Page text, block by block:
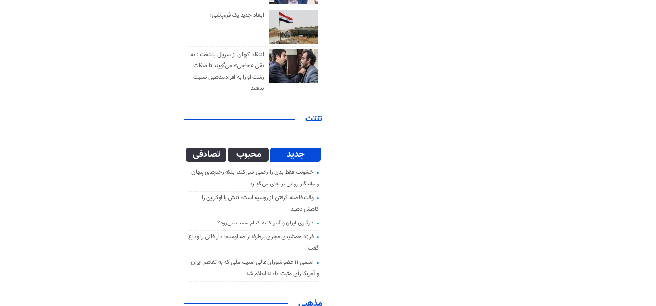
ابعاد جدید یک فروپاشی؛
انتقاد کیهان از سریال پایتخت : به
نقی «حاجی» می‌گویند تا صفات
زشت او را به افراد مذهبی نسبت
بدهند
تتتت
جدید محبوب تصادفی
خشونت فقط بدن را زخمی نمی‌کند، بلکه زخم‌های پنهان
و ماندگار روانی بر جای می‌گذارد
وقت فاصله گرفتن از روسیه است؛ تنش با اوکراین را
کاهش دهید
درگیری ایران و آمریکا به کدام سمت می‌رود؟
فرزاد جمشیدی مجری پرطرفدار صداوسیما دار فانی را وداع
گفت
اسامی ۱۱ عضو شورای عالی امنیت ملی که به تفاهم ایران
و آمریکا رأی مثبت دادند اعلام شد
مذهبی